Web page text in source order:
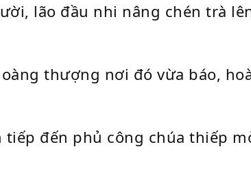
lão đầu nhi nâng chén trà
thượng nơi đó vừa báo,
đến phủ công chúa thiếp